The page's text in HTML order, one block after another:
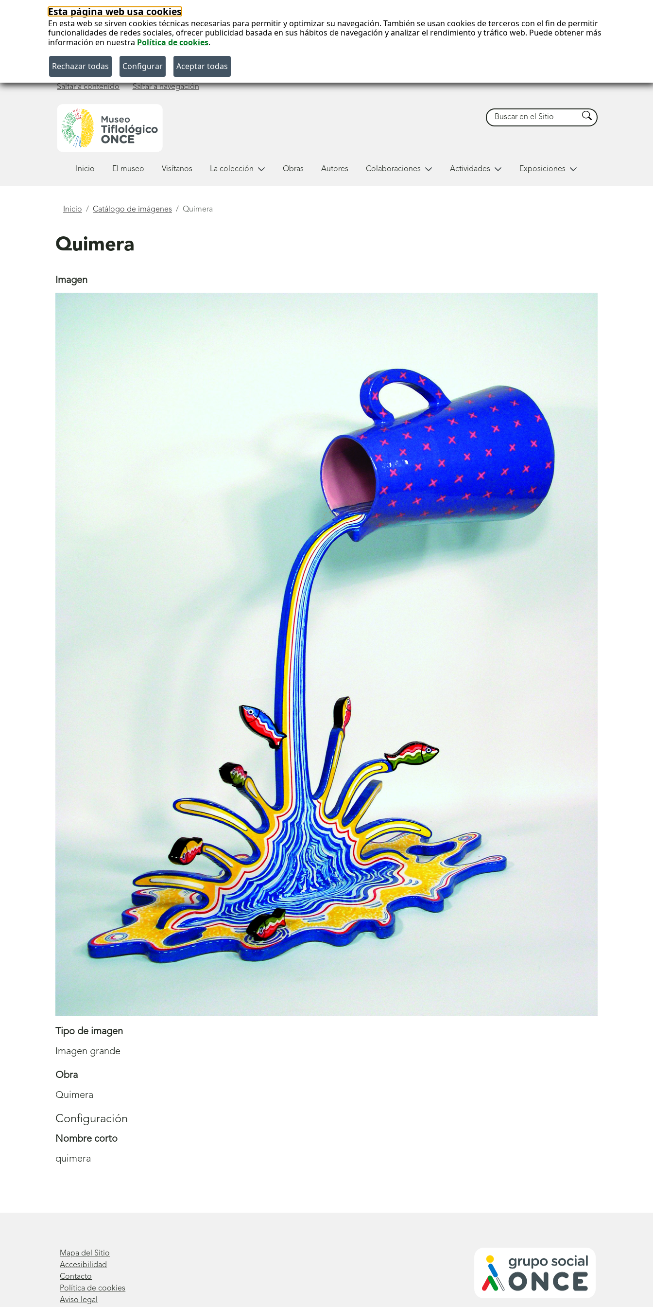
Esta página web usa cookies
En esta web se sirven cookies técnicas necesarias para permitir y optimizar su navegación. También se usan cookies de terceros con el fin de permitir
funcionalidades de redes sociales, ofrecer publicidad basada en sus hábitos de navegación y analizar el rendimiento y tráfico web. Puede obtener más
información en nuestra Política de cookies.
Saltar a contenido Saltar a navegación
Buscar Buscar
Inicio El museo Visítanos La colección Obras Autores Colaboraciones Actividades Exposiciones
Está
Inicio Catálogo de imágenes Quimera
Quimera
Imagen
Tipo de imagen
Imagen grande
Obra
Quimera
Configuración
Nombre corto
quimera
Mapa del Sitio
Accesibilidad
Contacto
Política de cookies
Aviso legal